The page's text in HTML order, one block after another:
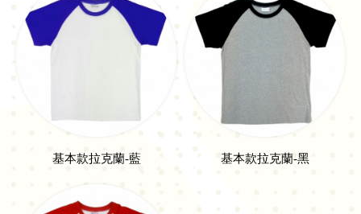
基本款拉克蘭-藍 基本款拉克蘭-黑